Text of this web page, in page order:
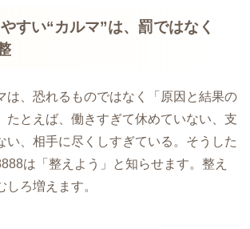
すい“カルマ”は、罰ではなく
は、恐れるものではなく「原因と結果の
たとえば、働きすぎて休めていない、支
い、相手に尽くしすぎている。そうした
は「整えよう」と知らせます。整え
ろ増えます。